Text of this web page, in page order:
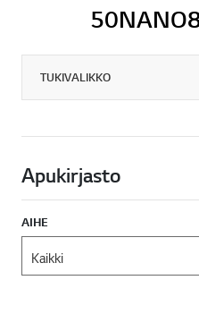
TUKIVALIKKO
Apukirjasto
AIHE